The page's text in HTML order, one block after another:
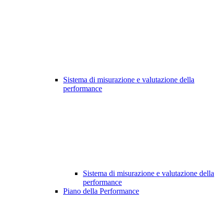
Sistema di misurazione e valutazione della
performance
Sistema di misurazione e valutazione della
performance
Piano della Performance